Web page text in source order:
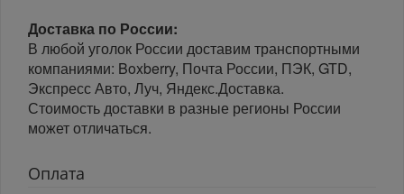
Доставка по России:
В любой уголок России доставим транспортными
компаниями: Boxberry, Почта России, ПЭК, GTD,
Экспресс Авто, Луч, Яндекс.Доставка.
Стоимость доставки в разные регионы России
может отличаться.
Оплата